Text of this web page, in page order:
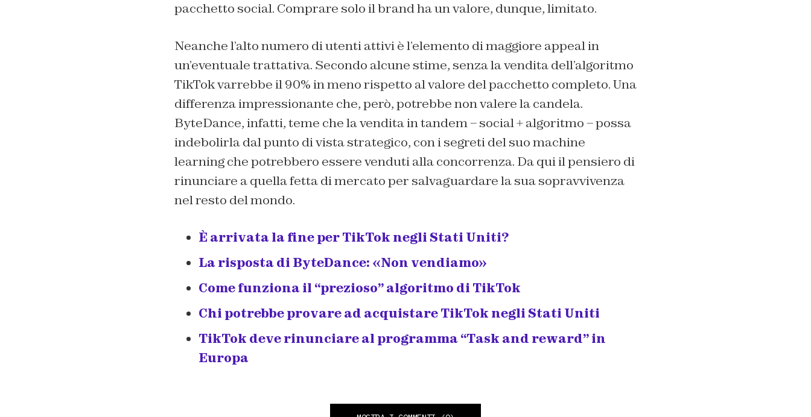
pacchetto social. Comprare solo il brand ha un valore, dunque, limitato.
Neanche l’alto numero di utenti attivi è l’elemento di maggiore appeal in
un’eventuale trattativa. Secondo alcune stime, senza la vendita dell’algoritmo
TikTok varrebbe il 90% in meno rispetto al valore del pacchetto completo. Una
differenza impressionante che, però, potrebbe non valere la candela.
ByteDance, infatti, teme che la vendita in tandem – social + algoritmo – possa
indebolirla dal punto di vista strategico, con i segreti del suo machine
learning che potrebbero essere venduti alla concorrenza. Da qui il pensiero di
rinunciare a quella fetta di mercato per salvaguardare la sua sopravvivenza
nel resto del mondo.
È arrivata la fine per TikTok negli Stati Uniti?
La risposta di ByteDance: «Non vendiamo»
Come funziona il “prezioso” algoritmo di TikTok
Chi potrebbe provare ad acquistare TikTok negli Stati Uniti
TikTok deve rinunciare al programma “Task and reward” in
Europa